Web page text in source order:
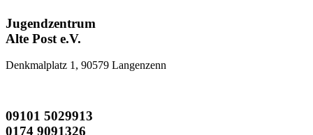
Jugendzentrum
Alte Post e.V.
Denkmalplatz 1, 90579 Langenzenn
09101 5029913
0174 9091326